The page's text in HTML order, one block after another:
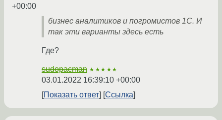
+00:00
бизнес аналитиков и погромистов 1С. И
так эти варианты здесь есть
Где?
sudopacman ★★★★★
03.01.2022 16:39:10 +00:00
Показать ответ
Ссылка